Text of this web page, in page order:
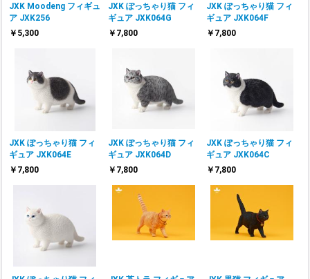
JXK Moodeng フィギュ
ア JXK256
￥5,300
JXK ぽっちゃり猫 フィ
ギュア JXK064G
￥7,800
JXK ぽっちゃり猫 フィ
ギュア JXK064F
￥7,800
JXK ぽっちゃり猫 フィ
ギュア JXK064E
￥7,800
JXK ぽっちゃり猫 フィ
ギュア JXK064D
￥7,800
JXK ぽっちゃり猫 フィ
ギュア JXK064C
￥7,800